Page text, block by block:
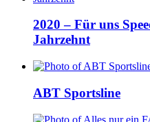
2020 – Für uns
Jahrzehnt
ABT Sportsline